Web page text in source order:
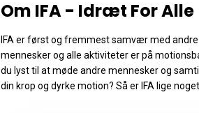
Om IFA - Idræt For Alle
IFA er først og fremmest samvær med andre
mennesker og alle aktiviteter er på
du lyst til at møde andre mennesker og
din krop og dyrke motion? Så er IFA lige